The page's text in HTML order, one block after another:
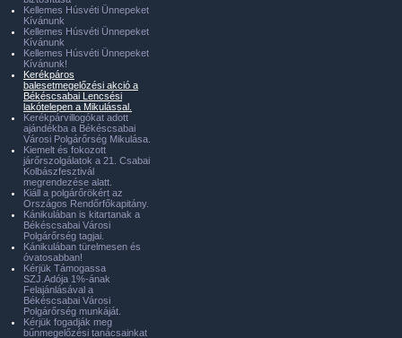
Kellemes Húsvéti Ünnepeket
Kívánunk
Kellemes Húsvéti Ünnepeket
Kívánunk
Kellemes Húsvéti Ünnepeket
Kívánunk!
Kerékpáros
balesetmegelőzési akció a
Békéscsabai Lencsési
lakótelepen a Mikulással.
Kerékpárvillogókat adott
ajándékba a Békéscsabai
Városi Polgárőrség Mikulása.
Kiemelt és fokozott
járőrszolgálatok a 21. Csabai
Kolbászfesztivál
megrendezése alatt.
Kiáll a polgárőrökért az
Országos Rendőrfőkapitány.
Kánikulában is kitartanak a
Békéscsabai Városi
Polgárőrség tagjai.
Kánikulában türelmesen és
óvatosabban!
Kérjük Támogassa
SZJ.Adója 1%-ának
Felajánlásával a
Békéscsabai Városi
Polgárőrség munkáját.
Kérjük fogadják meg
bűnmegelőzési tanácsainkat